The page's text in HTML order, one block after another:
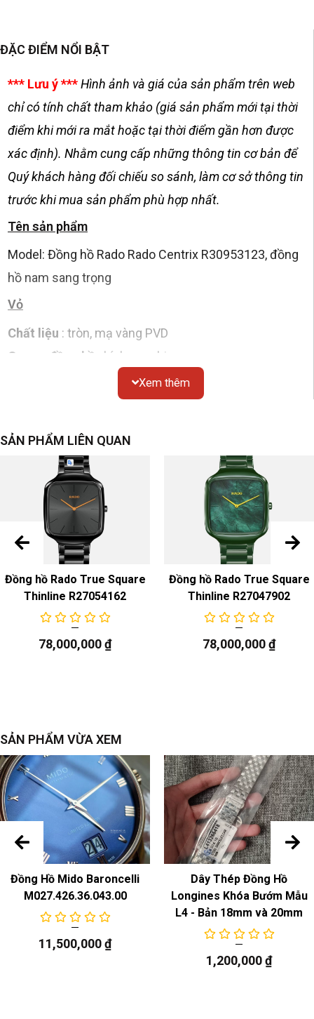
ĐẶC ĐIỂM NỔI BẬT
*** Lưu ý ***Hình ảnh và giá của sản phẩm trên web
chỉ có tính chất tham khảo (giá sản phẩm mới tại thời
điểm khi mới ra mắt hoặc tại thời điểm gần hơn được
xác định). Nhằm cung cấp những thông tin cơ bản để
Quý khách hàng đối chiếu so sánh, làm cơ sở thông tin
trước khi mua sản phẩm phù hợp nhất.
Tên sản phẩm
Model: Đồng hồ Rado Rado Centrix R30953123, đồng
hồ nam sang trọng
Vỏ
Chất liệu : tròn, mạ vàng PVD
Gương đồng hồ
: kính sapphire
: 30 mét
Dial
Màu sắc & Chất liệu
Dây đeo đồng hồ
Màu sắc & Chất liệu
: Thép không gỉ màu vàng/PVD
Khóa
dây đeo : Khóa gấp bằng thép không gỉ/PVD
Chuyển động
Tự động
Chức năng
Xem thêm
SẢN PHẨM LIÊN QUAN
Đồng hồ Rado True Square
Thinline R27054162
78,000,000₫
Đồng hồ Rado True Square
Thinline R27047902
78,000,000₫
SẢN PHẨM VỪA XEM
Đồng Hồ Mido Baroncelli
M027.426.36.043.00
11,500,000₫
Dây Thép Đồng Hồ
Longines Khóa Bướm Mẫu
L4 - Bản 18mm và 20mm
1,200,000₫